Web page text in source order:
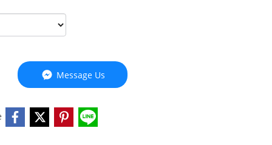
Message Us